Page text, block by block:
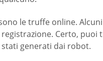
le truffe online.
Certo,
generati dai robot.